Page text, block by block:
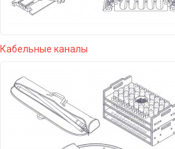
Кабельные каналы